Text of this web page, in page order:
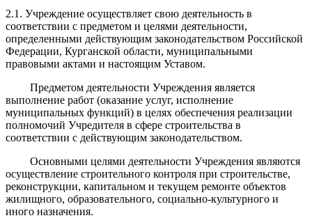
2.1. Учреждение осуществляет свою деятельность в
соответствии с предметом и целями деятельности,
определенными действующим законодательством Российской
Федерации, Курганской области, муниципальными
правовыми актами и настоящим Уставом.
Предметом деятельности Учреждения является
выполнение работ (оказание услуг, исполнение
муниципальных функций) в целях обеспечения реализации
полномочий Учредителя в сфере строительства в
соответствии с действующим законодательством.
Основными целями деятельности Учреждения являются
осуществление строительного контроля при строительстве,
реконструкции, капитальном и текущем ремонте объектов
жилищного, образовательного, социально-культурного и
иного назначения.